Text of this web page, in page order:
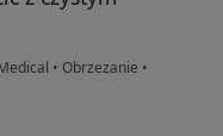
• Obrzezanie •